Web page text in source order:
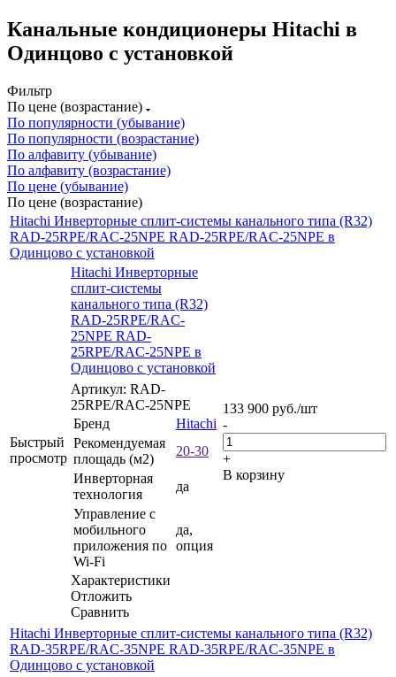
Канальные кондиционеры Hitachi в
Одинцово с установкой
Фильтр
По цене (возрастание)
По популярности (убывание)
По популярности (возрастание)
По алфавиту (убывание)
По алфавиту (возрастание)
По цене (убывание)
По цене (возрастание)
Hitachi Инверторные сплит-системы канального типа (R32)
RAD-25RPE/RAC-25NPE RAD-25RPE/RAC-25NPE в
Одинцово с установкой
Быстрый
просмотр
Hitachi Инверторные
сплит-системы
канального типа (R32)
RAD-25RPE/RAC-
25NPE RAD-
25RPE/RAC-25NPE в
Одинцово с установкой
Артикул: RAD-
25RPE/RAC-25NPE
Бренд
Hitachi
Рекомендуемая
площадь (м2)
20-30
Инверторная
технология
да
Управление c
мобильного
приложения по
Wi-Fi
да,
опция
Характеристики
Отложить
Сравнить
133 900 руб./шт
-
+
В корзину
Hitachi Инверторные сплит-системы канального типа (R32)
RAD-35RPE/RAC-35NPE RAD-35RPE/RAC-35NPE в
Одинцово с установкой